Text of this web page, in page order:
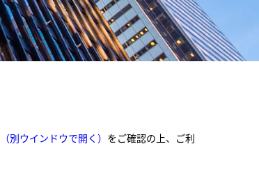
（別ウインドウで開く） をご確認の上、ご利